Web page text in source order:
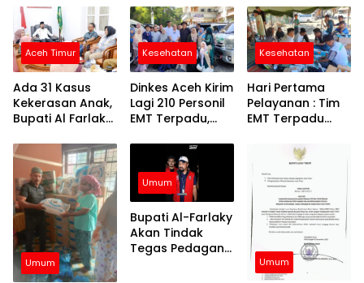
Aceh Timur
Ada 31 Kasus
Kekerasan Anak,
Bupati Al Farlaky
Aman
Kesehatan
Dinkes Aceh Kirim
Lagi 210 Personil
EMT Terpadu,
Kabupaten
Kesehatan
Hari Pertama
Pelayanan : Tim
EMT Terpadu
Aceh Jangkau
Wilayah
Terpencil dan
Pengungsian
Umum
Umum
Bupati Al-Farlaky
Akan Tindak
Tegas Pedagang
Umum